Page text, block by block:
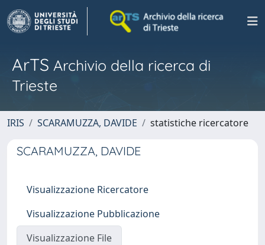
ArTS Archivio della ricerca di
Trieste
IRIS SCARAMUZZA, DAVIDE statistiche ricercatore
SCARAMUZZA, DAVIDE
Visualizzazione Ricercatore
Visualizzazione Pubblicazione
Visualizzazione File